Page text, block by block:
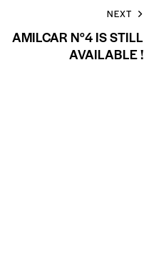
NEXT
AMILCAR N°4 IS STILL
AVAILABLE !